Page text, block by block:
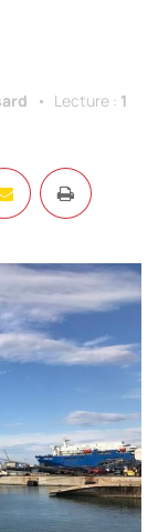
Lecture : 1